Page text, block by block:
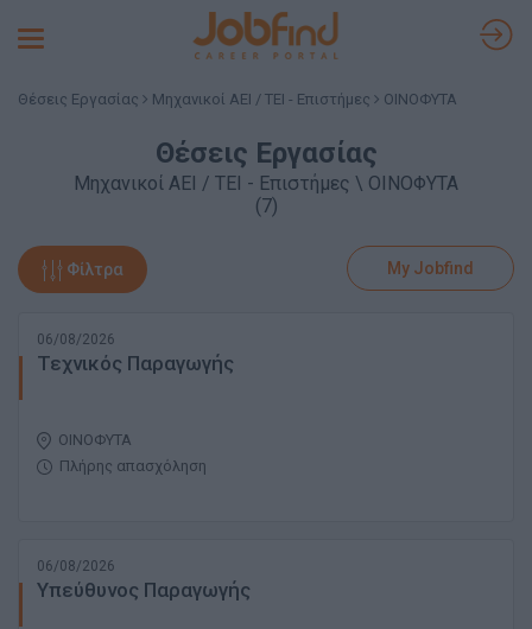
Toggle
Θέσεις Εργασίας Μηχανικοί ΑΕΙ / ΤΕΙ - Επιστήμες ΟΙΝΟΦΥΤΑ
Θέσεις Εργασίας
Μηχανικοί ΑΕΙ / ΤΕΙ - Επιστήμες \ ΟΙΝΟΦΥΤΑ
(7)
Φίλτρα My Jobfind
06/08/2026
Τεχνικός Παραγωγής
ΟΙΝΟΦΥΤΑ
Πλήρης απασχόληση
06/08/2026
Υπεύθυνος Παραγωγής